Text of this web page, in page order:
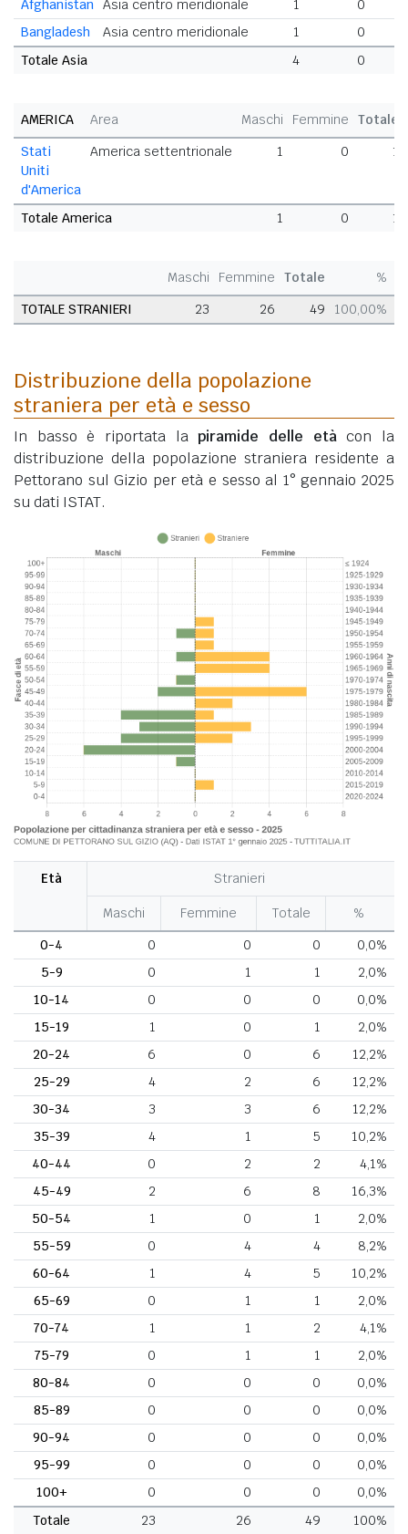
Afghanistan Asia centro meridionale 1
0
Bangladesh
Asia centro meridionale 1
0
Totale Asia
4 0
AMERICA Area Maschi Femmine
Totale
Stati
Uniti
d'America
America settentrionale 1 0 1
Totale America 1 0 1
Maschi Femmine Totale
%
TOTALE STRANIERI
23 26 49 100,00%
Distribuzione della popolazione
straniera per età e sesso
In basso è riportata lapiramide delle etàcon la
distribuzione della popolazione straniera residente a
Pettorano sul Gizio per età e sesso al 1° gennaio 2025
su dati ISTAT.
Età Stranieri
Maschi Femmine Totale
%
0-4
0 0 0
0,0%
5-9
0 1 1
2,0%
10-14
0 0 0
0,0%
15-19
1 0 1
2,0%
20-24
6 0 6
12,2%
25-29
4 2 6
12,2%
30-34
3 3 6
12,2%
35-39
4 1 5
10,2%
40-44
0 2 2
4,1%
45-49
2 6 8
16,3%
50-54
1 0 1
2,0%
55-59
0 4 4
8,2%
60-64
1 4 5
10,2%
65-69
0 1 1
2,0%
70-74
1 1 2
4,1%
75-79
0 1 1
2,0%
80-84
0 0 0
0,0%
85-89
0 0 0
0,0%
90-94
0 0 0
0,0%
95-99
0 0 0
0,0%
100+
0 0 0
0,0%
Totale
23 26 49 100%